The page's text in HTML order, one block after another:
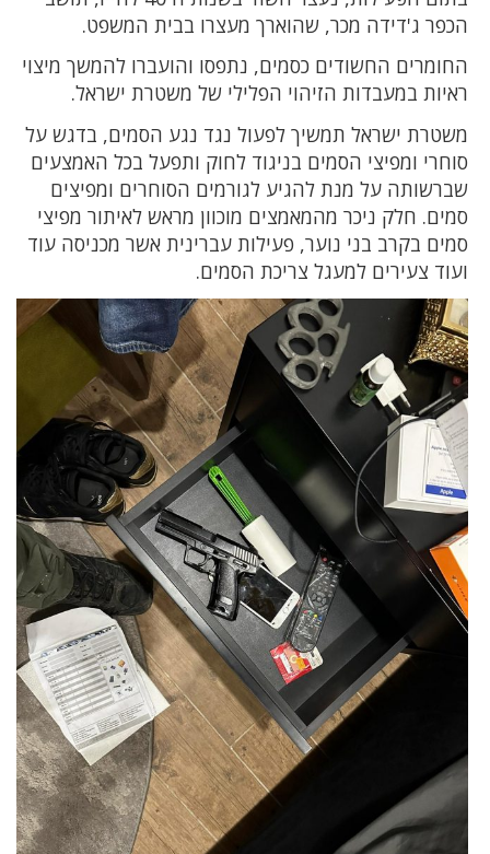
הכפר ג'דידה מכר, שהוארך מעצרו בבית המשפט.
החומרים החשודים כסמים, נתפסו והועברו להמשך מיצוי
ראיות במעבדות הזיהוי הפלילי של משטרת ישראל.
משטרת ישראל תמשיך לפעול נגד נגע הסמים, בדגש על
סוחרי ומפיצי הסמים בניגוד לחוק ותפעל בכל האמצעים
שברשותה על מנת להגיע לגורמים הסוחרים ומפיצים
סמים. חלק ניכר מהמאמצים מוכוון מראש לאיתור מפיצי
סמים בקרב בני נוער, פעילות עברינית אשר מכניסה עוד
ועוד צעירים למעגל צריכת הסמים.